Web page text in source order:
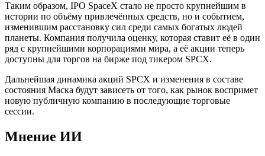
Таким образом, IPO SpaceX стало не просто крупнейшим в
истории по объёму привлечённых средств, но и событием,
изменившим расстановку сил среди самых богатых людей
планеты. Компания получила оценку, которая ставит её в один
ряд с крупнейшими корпорациями мира, а её акции теперь
доступны для торгов на бирже под тикером SPCX.
Дальнейшая динамика акций SPCX и изменения в составе
состояния Маска будут зависеть от того, как рынок воспримет
новую публичную компанию в последующие торговые
сессии.
Мнение ИИ